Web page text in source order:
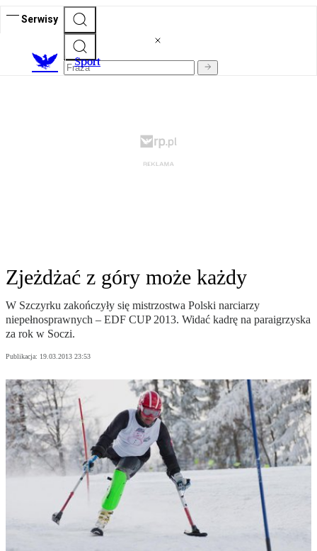
Serwisy
Sport
Zjeżdżać z góry może każdy
W Szczyrku zakończyły się mistrzostwa Polski narciarzy
niepełnosprawnych – EDF CUP 2013. Widać kadrę na paraigrzyska
za rok w Soczi.
Publikacja: 19.03.2013 23:53